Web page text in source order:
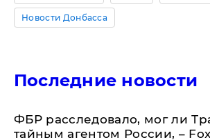
Новости Донбасса
Последние новости
ФБР расследовало, мог ли
тайным агентом России, –